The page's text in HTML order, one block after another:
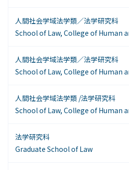
人間社会学域法学類／法学研究科
School of Law, College of Human
人間社会学域法学類／法学研究科
School of Law, College of Human
人間社会学域法学類 /法学研究科
School of Law, College of Human
法学研究科
Graduate School of Law